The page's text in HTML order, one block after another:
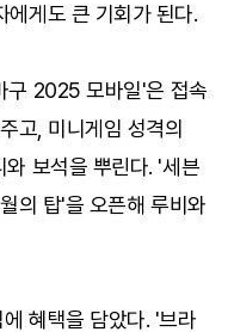
에게도 큰 기회가 된다.
구 2025 모바일'은 접속
고, 미니게임 성격의
보석을 뿌린다. '세븐
의 탑'을 오픈해 루비와
혜택을 담았다. '브라